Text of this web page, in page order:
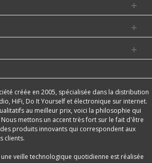
créée en 2005, spécialisée dans la distribution
HiFi, Do It Yourself et électronique sur internet.
au meilleur prix, voici la philosophie qui
mettons un accent très fort sur le fait d'être
produits innovants qui correspondent aux
clients.
veille technologique quotidienne est réalisée